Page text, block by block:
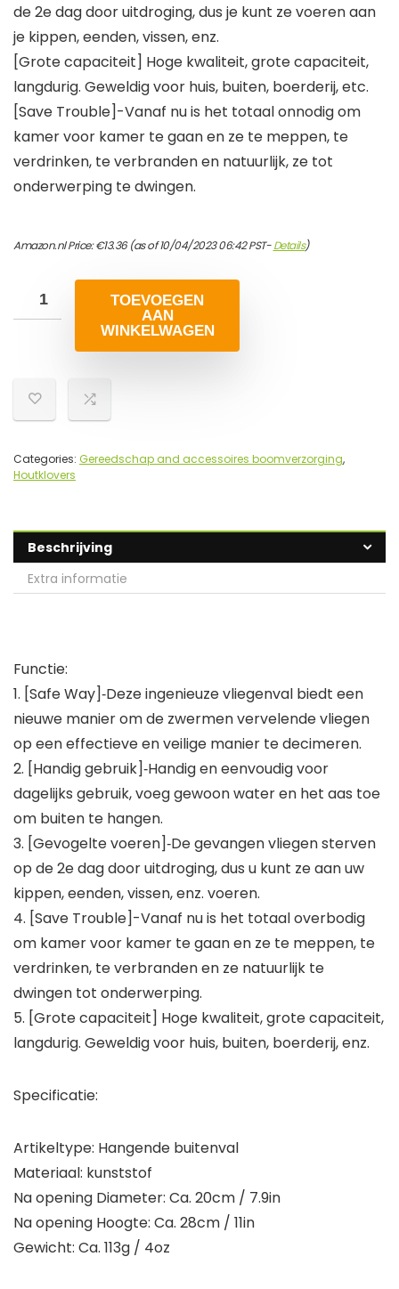
de 2e dag door uitdroging, dus je kunt ze voeren aan
je kippen, eenden, vissen, enz.
[Grote capaciteit] Hoge kwaliteit, grote capaciteit,
langdurig. Geweldig voor huis, buiten, boerderij, etc.
[Save Trouble]-Vanaf nu is het totaal onnodig om
kamer voor kamer te gaan en ze te meppen, te
verdrinken, te verbranden en natuurlijk, ze tot
onderwerping te dwingen.
Amazon.nl Price:€13.36(as of 10/04/2023 06:42 PST-Details)
TOEVOEGEN
AAN
WINKELWAGEN
Categories: Gereedschap and accessoires boomverzorging,
Houtklovers
Beschrijving
Extra informatie
Functie:
1. [Safe Way]‑Deze ingenieuze vliegenval biedt een
nieuwe manier om de zwermen vervelende vliegen
op een effectieve en veilige manier te decimeren.
2. [Handig gebruik]‑Handig en eenvoudig voor
dagelijks gebruik, voeg gewoon water en het aas toe
om buiten te hangen.
3. [Gevogelte voeren]‑De gevangen vliegen sterven
op de 2e dag door uitdroging, dus u kunt ze aan uw
kippen, eenden, vissen, enz. voeren.
4. [Save Trouble]-Vanaf nu is het totaal overbodig
om kamer voor kamer te gaan en ze te meppen, te
verdrinken, te verbranden en ze natuurlijk te
dwingen tot onderwerping.
5. [Grote capaciteit] Hoge kwaliteit, grote capaciteit,
langdurig. Geweldig voor huis, buiten, boerderij, enz.
Specificatie:
Artikeltype: Hangende buitenval
Materiaal: kunststof
Na opening Diameter: Ca. 20cm / 7.9in
Na opening Hoogte: Ca. 28cm / 11in
Gewicht: Ca. 113g / 4oz